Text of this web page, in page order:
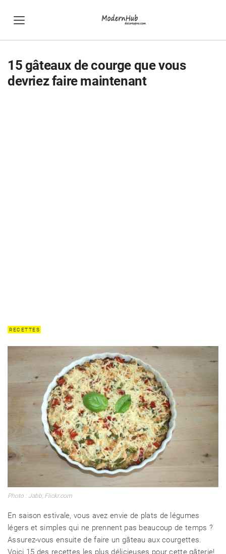
15 gâteaux de courge que vous
devriez faire maintenant
RECETTES
Photo : Jabb, Flickr.com
En saison estivale, vous avez envie de plats de légumes
légers et simples qui ne prennent pas beaucoup de temps ?
Assurez-vous ensuite de faire un gâteau aux courgettes.
Voici 15 des recettes les plus délicieuses pour cette gâterie!